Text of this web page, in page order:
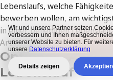
Wir und unsere Partner setzen
verbessern und Ihnen
unserer Website zu bieten. Für
unsere Datenschutzerklärung
Details zeigen
Lebenslaufs, welche
bewerben wollen, am
in einer beliebigen
Artikel überwichtige
Optionale
Lebenslauf